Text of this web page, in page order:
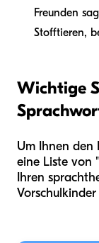
Freunden
Stofftieren,
Wichtige
Um Ihnen den
eine Liste von
Ihren